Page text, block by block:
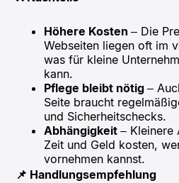
Höhere Kosten– Die
Webseiten liegen oft im
was für kleine
kann.
Pflege bleibt nötig–
Seite braucht
und Sicherheitschecks.
Abhängigkeit– Kleinere
Zeit und Geld kosten,
vornehmen kannst.
📌 Handlungsempfehlung